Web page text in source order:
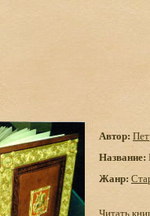
Автор:
Название:
Жанр:
Читать